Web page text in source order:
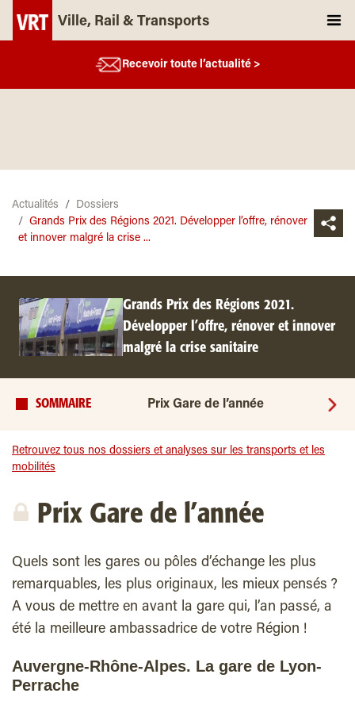
Ville, Rail & Transports
Recevoir toute l’actualité >
Actualités
Dossiers
Grands Prix des Régions 2021. Développer l’offre, rénover
et innover malgré la crise ...
Grands Prix des Régions 2021.
Développer l’offre, rénover et innover
malgré la crise sanitaire
SOMMAIRE Prix Gare de l’année
Retrouvez tous nos dossiers et analyses sur les transports et les
mobilités
Prix Gare de l’année
Quels sont les gares ou pôles d’échange les plus
remarquables, les plus originaux, les mieux pensés ?
A vous de mettre en avant la gare qui, l’an passé, a
été la meilleure ambassadrice de votre Région !
Auvergne-Rhône-Alpes. La gare de Lyon-
Perrache